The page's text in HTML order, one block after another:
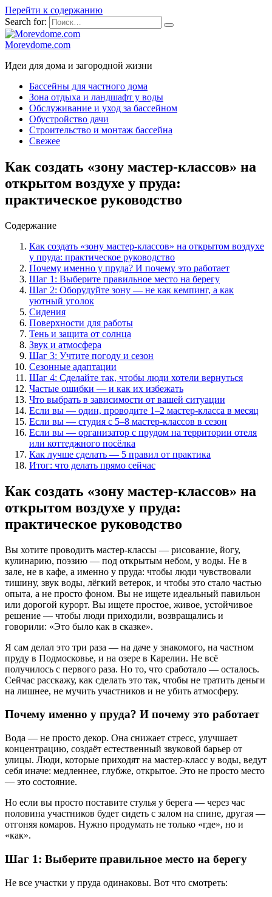
Перейти к содержанию
Search for:
Morevdome.com
Идеи для дома и загородной жизни
Бассейны для частного дома
Зона отдыха и ландшафт у воды
Обслуживание и уход за бассейном
Обустройство дачи
Строительство и монтаж бассейна
Свежее
Как создать «зону мастер-классов» на
открытом воздухе у пруда:
практическое руководство
Содержание
Как создать «зону мастер-классов» на открытом воздухе
у пруда: практическое руководство
Почему именно у пруда? И почему это работает
Шаг 1: Выберите правильное место на берегу
Шаг 2: Оборудуйте зону — не как кемпинг, а как
уютный уголок
Сидения
Поверхности для работы
Тень и защита от солнца
Звук и атмосфера
Шаг 3: Учтите погоду и сезон
Сезонные адаптации
Шаг 4: Сделайте так, чтобы люди хотели вернуться
Частые ошибки — и как их избежать
Что выбрать в зависимости от вашей ситуации
Если вы — один, проводите 1–2 мастер-класса в месяц
Если вы — студия с 5–8 мастер-классов в сезон
Если вы — организатор с прудом на территории отеля
или коттеджного посёлка
Как лучше сделать — 5 правил от практика
Итог: что делать прямо сейчас
Как создать «зону мастер-классов» на
открытом воздухе у пруда:
практическое руководство
Вы хотите проводить мастер-классы — рисование, йогу,
кулинарию, поэзию — под открытым небом, у воды. Не в
зале, не в кафе, а именно у пруда: чтобы люди чувствовали
тишину, звук воды, лёгкий ветерок, и чтобы это стало частью
опыта, а не просто фоном. Вы не ищете идеальный павильон
или дорогой курорт. Вы ищете простое, живое, устойчивое
решение — чтобы люди приходили, возвращались и
говорили: «Это было как в сказке».
Я сам делал это три раза — на даче у знакомого, на частном
пруду в Подмосковье, и на озере в Карелии. Не всё
получилось с первого раза. Но то, что сработало — осталось.
Сейчас расскажу, как сделать это так, чтобы не тратить деньги
на лишнее, не мучить участников и не убить атмосферу.
Почему именно у пруда? И почему это работает
Вода — не просто декор. Она снижает стресс, улучшает
концентрацию, создаёт естественный звуковой барьер от
улицы. Люди, которые приходят на мастер-класс у воды, ведут
себя иначе: медленнее, глубже, открытое. Это не просто место
— это состояние.
Но если вы просто поставите стулья у берега — через час
половина участников будет сидеть с залом на спине, другая —
отгоняя комаров. Нужно продумать не только «где», но и
«как».
Шаг 1: Выберите правильное место на берегу
Не все участки у пруда одинаковы. Вот что смотреть: